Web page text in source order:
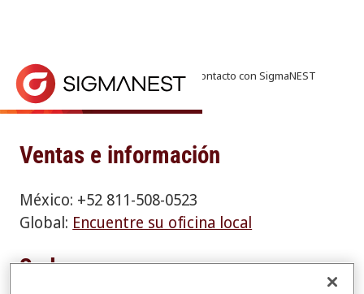
Inicio> Contáctenos > Póngase en contacto con SigmaNEST
Póngase en contacto con SigmaNEST. Encuentre
Contactar con SigmaNEST
Ventas e información
México: +52 811-508-0523
Global: Encuentre su oficina local
Sede